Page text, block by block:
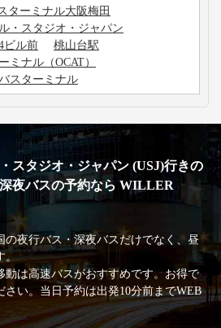
ターミナル大阪梅田
・スタジオ・ジャパン
ビル前
桃山台駅
ミナル（OCAT）
スターミナル
スタジオ・ジャパン (USJ)行きの
夜バスの予約なら WILLER
夜行バス・深夜バスだけでなく、昼
。
動は高速バスがおすすめです。お得で
い。当日予約は出発10分前までWEB